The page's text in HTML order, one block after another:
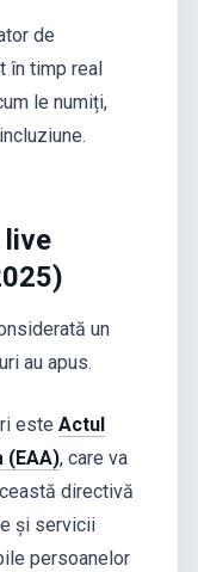
de
în timp real
le numiți,
live
un
au apus.
este Actul
(EAA), care va
directivă
și servicii
persoanelor